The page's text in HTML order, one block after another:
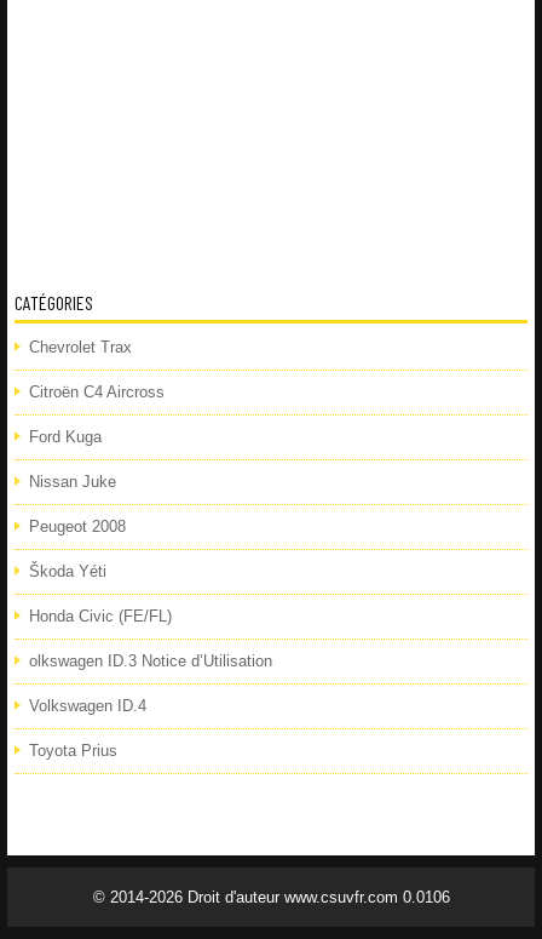
CATÉGORIES
Chevrolet Trax
Citroën C4 Aircross
Ford Kuga
Nissan Juke
Peugeot 2008
Škoda Yéti
Honda Civic (FE/FL)
olkswagen ID.3 Notice d’Utilisation
Volkswagen ID.4
Toyota Prius
© 2014-2026 Droit d'auteur www.csuvfr.com 0.0106